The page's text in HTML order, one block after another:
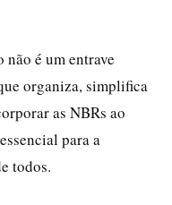
é um entrave
organiza, simplifica
as NBRs ao
para a
todos.